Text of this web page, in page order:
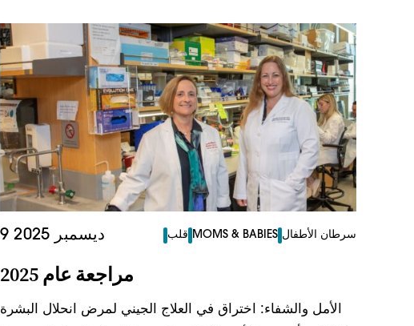
9 ديسمبر 2025 قلب MOMS & BABIES سرطان الأطفال
مراجعة عام 2025
الأمل والشفاء: اختراق في العلاج الجيني لمرض انحلال البشرة